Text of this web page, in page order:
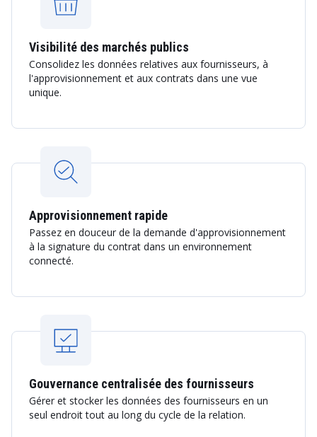
Visibilité des marchés publics
Consolidez les données relatives aux fournisseurs, à
l'approvisionnement et aux contrats dans une vue
unique.
Approvisionnement rapide
Passez en douceur de la demande d'approvisionnement
à la signature du contrat dans un environnement
connecté.
Gouvernance centralisée des fournisseurs
Gérer et stocker les données des fournisseurs en un
seul endroit tout au long du cycle de la relation.